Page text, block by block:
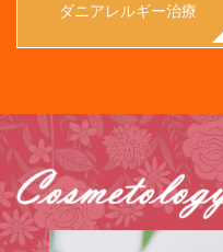
ダニアレルギー治療